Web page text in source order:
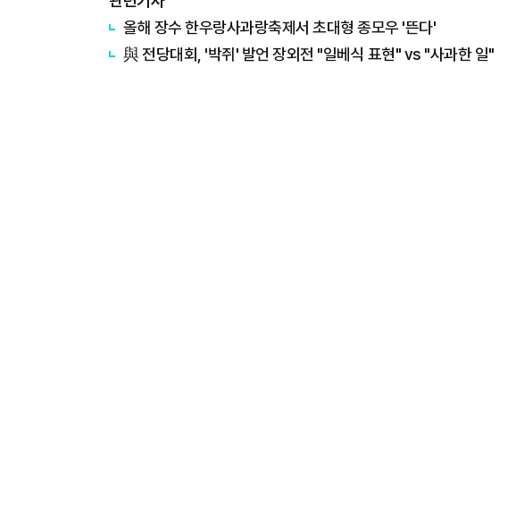
올해 장수 한우랑사과랑축제서 초대형 종모우 '뜬다'
與 전당대회, '박쥐' 발언 장외전 "일베식 표현" vs "사과한 일"